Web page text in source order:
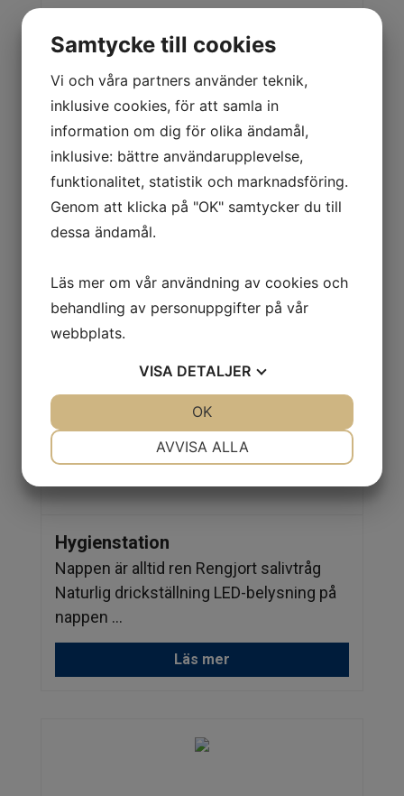
Kalvamma CalfExpert
Nya tekniska funktioner Individuell
anpassning Alltid nyblandat Flexibelt
Läs mer
Hygienstation
Nappen är alltid ren Rengjort salivtråg
Naturlig drickställning LED-belysning på
nappen ...
Läs mer
Samtycke till cookies
Vi och våra partners använder teknik,
inklusive cookies, för att samla in
information om dig för olika ändamål,
inklusive: bättre användarupplevelse,
funktionalitet, statistik och marknadsföring.
Genom att klicka på "OK" samtycker du till
dessa ändamål.
Läs mer om vår användning av cookies och
behandling av personuppgifter på vår
webbplats.
VISA DETALJER
AVVISA ALLA
OK